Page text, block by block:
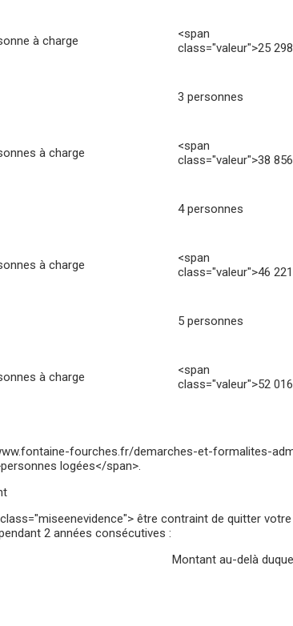
à charge
<span
class="valeur">25
3 personnes
à charge
<span
class="valeur">38
4 personnes
à charge
<span
class="valeur">46
5 personnes
à charge
<span
class="valeur">52
fourches.fr/demarches-et-formalites-
logées</span>.
être contraint de quitter
2 années consécutives :
Montant au-delà